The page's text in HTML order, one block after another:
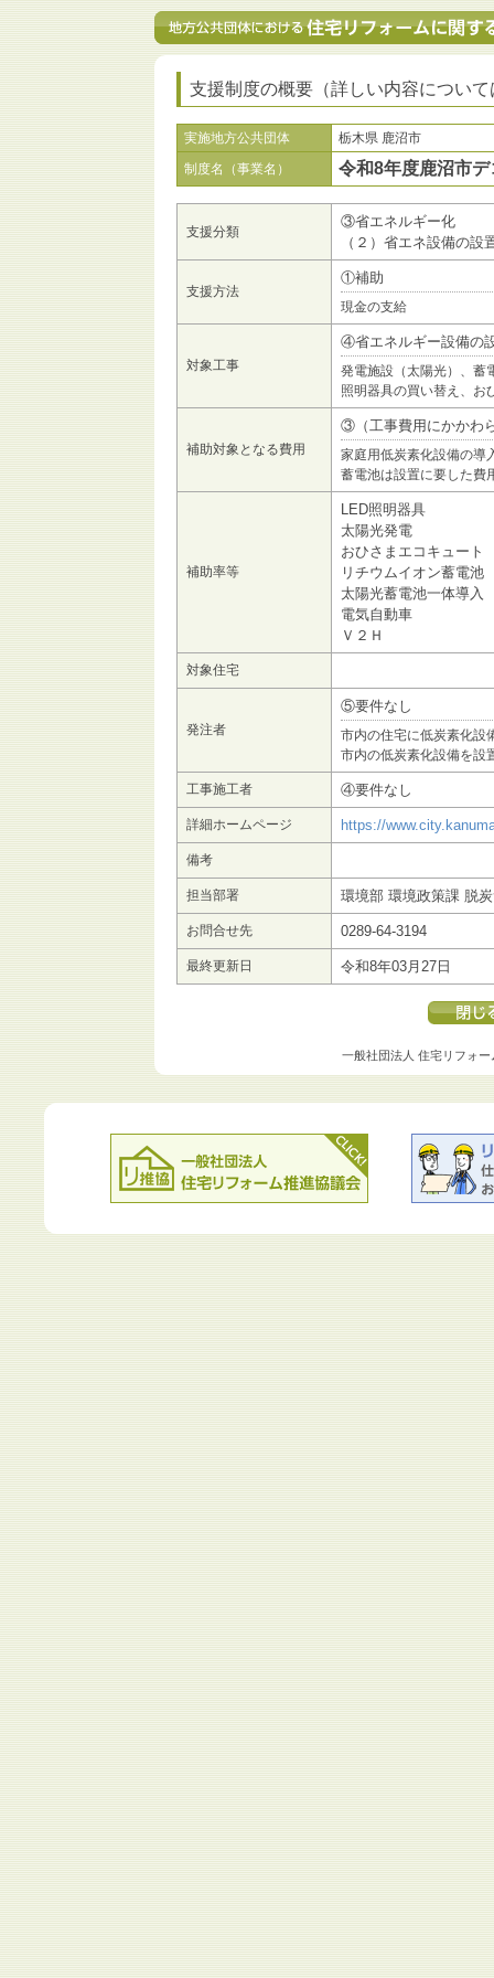
支援制度の概要（詳しい内容につい
実施地方公共団体
栃木県 鹿沼市
制度名（事業名）
令和8年度鹿沼市
支援分類
③省エネルギー化
（２）省エネ設備の設
支援方法
①補助
現金の支給
対象工事
④省エネルギー設備の
発電施設（太陽光）、蓄
照明器具の買い替え、お
補助対象となる費用
③（工事費用にかかわ
家庭用低炭素化設備の導
蓄電池は設置に要した費
補助率等
LED照明器具 設
太陽光発電 一
おひさまエコキュー
リチウムイオン蓄電
太陽光蓄電池一体導
電気自動車 一
Ｖ２Ｈ 一律
対象住宅
発注者
⑤要件なし
市内の住宅に低炭素化設
市内の低炭素化設備を設
工事施工者 ④要件なし
詳細ホームページ https://
備考
担当部署 環境部 環境政策課 脱
お問合せ先 0289-64-3194
最終更新日 令和8年03月27日
一般社団法人 住宅リフォー